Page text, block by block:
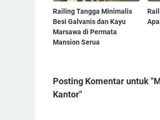
Railing Tangga Minimalis
Besi Galvanis dan Kayu
Marsawa di Permata
Mansion Serua
Posting Komentar untuk
Kantor"